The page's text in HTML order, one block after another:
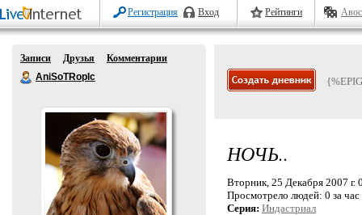
Регистрация Вход Рейтинги
Записи Друзья
Комментарии
AniSoTRopIc
НОЧЬ..
Вторник, 25 Декабря 2007 г.
Просмотрело людей: 0 за
Серия: Индастриал